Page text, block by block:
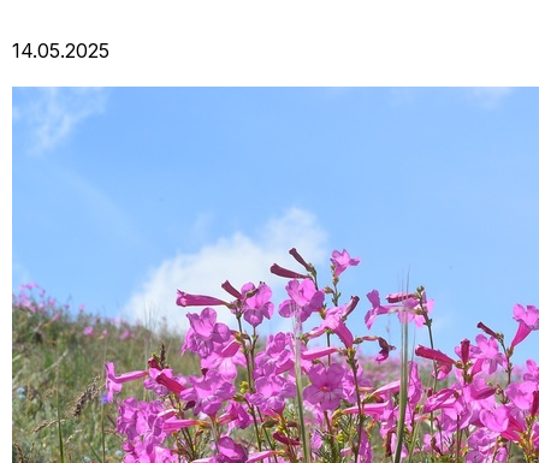
14.05.2025